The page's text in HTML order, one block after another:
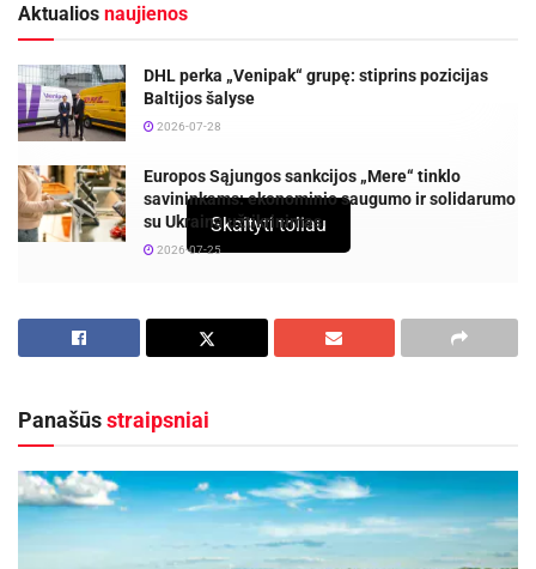
Aktualios naujienos
DHL perka „Venipak“ grupę: stiprins pozicijas
Baltijos šalyse
2026-07-28
Europos Sąjungos sankcijos „Mere“ tinklo
savininkams: ekonominio saugumo ir solidarumo
su Ukraina užtikrinimas
2026-07-25
Panevėžio miesto savivaldybė primena
gyventojams ir įmonėms, kad šiemet žemės
Panevėžyje yra 29,5 tūkst. žemės mokesčio
mokėtojų, tačiau dėl savivaldybių nustatytų
lengvatų žemės mokestį moka beveik 18 tūkst.
gyventojų ir įmonių. Jiems šiais metais
Skaityti toliau
Panašūsstraipsniai